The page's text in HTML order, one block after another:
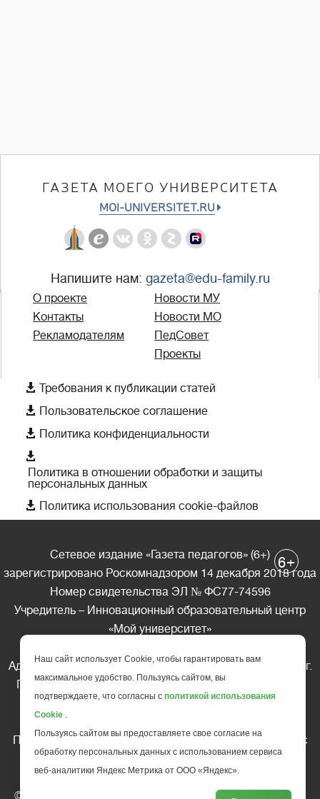
ГАЗЕТА МОЕГО УНИВЕРСИТЕТА
MOI-UNIVERSITET.RU
Напишите нам: gazeta@edu-family.ru
О проекте
Контакты
Рекламодателям
Новости МУ
Новости МО
ПедСовет
Проекты
 Требования к публикации статей
 Пользовательское соглашение
 Политика конфиденциальности

Политика в отношении обработки и защиты
персональных данных
 Политика использования cookie-файлов
Сетевое издание «Газета педагогов» (6+)
зарегистрировано Роскомнадзором 14 декабря 2018 года
Номер свидетельства ЭЛ № ФС77-74596
Учредитель – Инновационный образовательный центр
«Мой университет»
Адрес редакции: 185035 Россия, Республика Карелия, г.
Петрозаводск, ул. Фридриха Энгельса д.10, офис 211
Телефон редакции: +7 (499) 685-10-45
Перепечатка материалов газеты допускается только c
письменного разрешения редакции
Ссылка на «Газету педагогов» обязательна.
© АНО ДПО "Инновационный образовательный центр
6+
Наш сайт использует Cookie, чтобы гарантировать вам
максимальное удобство. Пользуясь сайтом, вы
подтверждаете, что согласны с политикой использования
Cookie .
Пользуясь сайтом вы предоставляете свое согласие на
обработку персональных данных с использованием сервиса
веб-аналитики Яндекс Метрика от ООО «Яндекс».